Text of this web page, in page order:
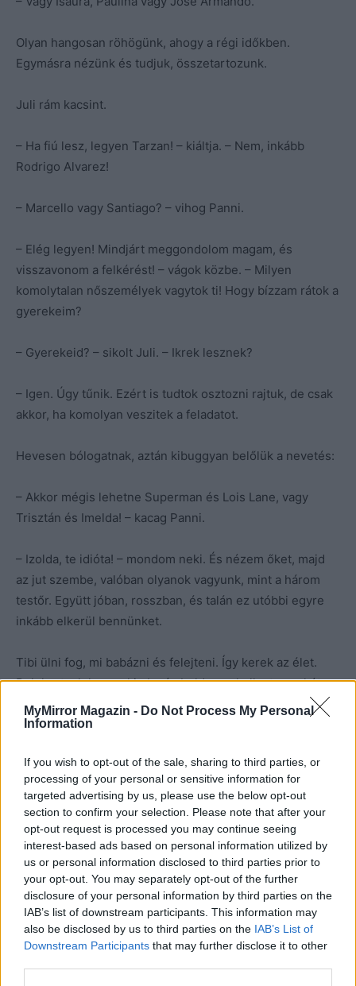
MyMirror Magazin - Do Not Process My Personal
Information
If you wish to opt-out of the sale, sharing to third parties, or
processing of your personal or sensitive information for
targeted advertising by us, please use the below opt-out
section to confirm your selection. Please note that after your
opt-out request is processed you may continue seeing
interest-based ads based on personal information utilized by
us or personal information disclosed to third parties prior to
your opt-out. You may separately opt-out of the further
disclosure of your personal information by third parties on the
IAB’s list of downstream participants. This information may
also be disclosed by us to third parties on the IAB’s List of
Downstream Participants that may further disclose it to other
Olyan hangosan röhögünk, ahogy a régi időkben.
Egymásra nézünk és tudjuk, összetartozunk.
Juli rám kacsint.
– Ha fiú lesz, legyen Tarzan! – kiáltja. – Nem, inkább
Rodrigo Alvarez!
– Marcello vagy Santiago? – vihog Panni.
– Elég legyen! Mindjárt meggondolom magam, és
visszavonom a felkérést! – vágok közbe. – Milyen
komolytalan nőszemélyek vagytok ti! Hogy bízzam rátok a
gyerekeim?
– Gyerekeid? – sikolt Juli. – Ikrek lesznek?
– Igen. Úgy tűnik. Ezért is tudtok osztozni rajtuk, de csak
akkor, ha komolyan veszitek a feladatot.
Hevesen bólogatnak, aztán kibuggyan belőlük a nevetés:
– Akkor mégis lehetne Superman és Lois Lane, vagy
Trisztán és Imelda! – kacag Panni.
– Izolda, te idióta! – mondom neki. És nézem őket, majd
az jut szembe, valóban olyanok vagyunk, mint a három
testőr. Együtt jóban, rosszban, és talán ez utóbbi egyre
inkább elkerül bennünket.
Tibi ülni fog, mi babázni és felejteni. Így kerek az élet.
Belekortyolok a csokimba és boldogan hallgatom a két
lükét, aki hülyébbnél hülyébb nevekkel áll elő, mert a net
végtelen, csak az ő agyuk véges.
Kép forrása: Pinterest